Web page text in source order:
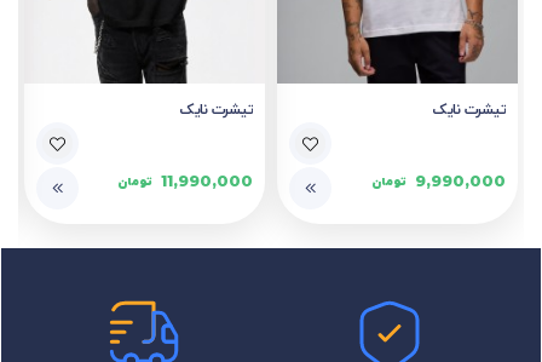
تیشرت نایک
9,990,000 تومان
تیشرت نایک
11,990,000 تومان